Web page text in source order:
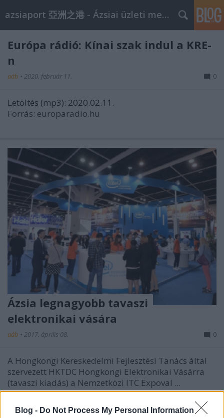
Blog - Do Not Process My Personal Information
azsiaport 亞洲之港 - Ázsiai üzleti megoldások
Európa rádió: Kínai szak indul a KRE-
n
aáb • 2020. február 11. 0
Letöltés (mp3): 2020.02.11.
Forrás: europaradio.hu
Ázsia legnagyobb tavaszi
elektronikai vására
aáb • 2017. április 08. 0
A Hongkongi Kereskedelmi Fejlesztési Tanács által
szervezett HKTDC Hongkongi Elektronikai Vásárra
(tavaszi kiadás) a Nemzetközi ITC Expoval ...
Világmárkák a Hongkongi Optikai